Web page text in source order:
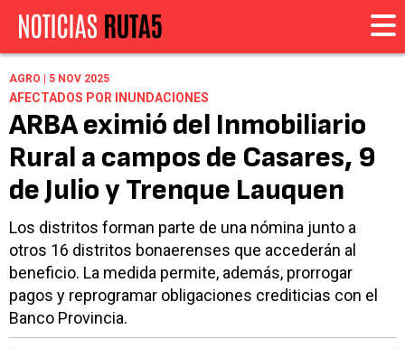
AGRO | 5 NOV 2025
AFECTADOS POR INUNDACIONES
ARBA eximió del Inmobiliario
Rural a campos de Casares, 9
de Julio y Trenque Lauquen
Los distritos forman parte de una nómina junto a
otros 16 distritos bonaerenses que accederán al
beneficio. La medida permite, además, prorrogar
pagos y reprogramar obligaciones crediticias con el
Banco Provincia.